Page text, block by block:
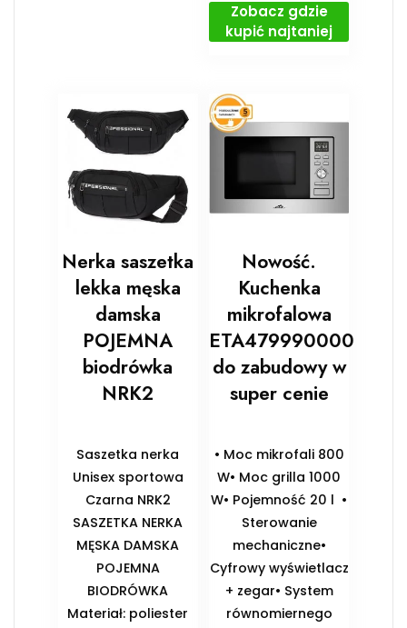
Zobacz gdzie
kupić najtaniej
Nerka saszetka
lekka męska
damska
POJEMNA
biodrówka
NRK2
Saszetka nerka
Unisex sportowa
Czarna NRK2
SASZETKA NERKA
MĘSKA DAMSKA
POJEMNA
BIODRÓWKA
Materiał: poliester
Nowość.
Kuchenka
mikrofalowa
ETA479990000
do zabudowy w
super cenie
• Moc mikrofali 800
W• Moc grilla 1000
W• Pojemność 20 l •
Sterowanie
mechaniczne•
Cyfrowy wyświetlacz
+ zegar• System
równomiernego